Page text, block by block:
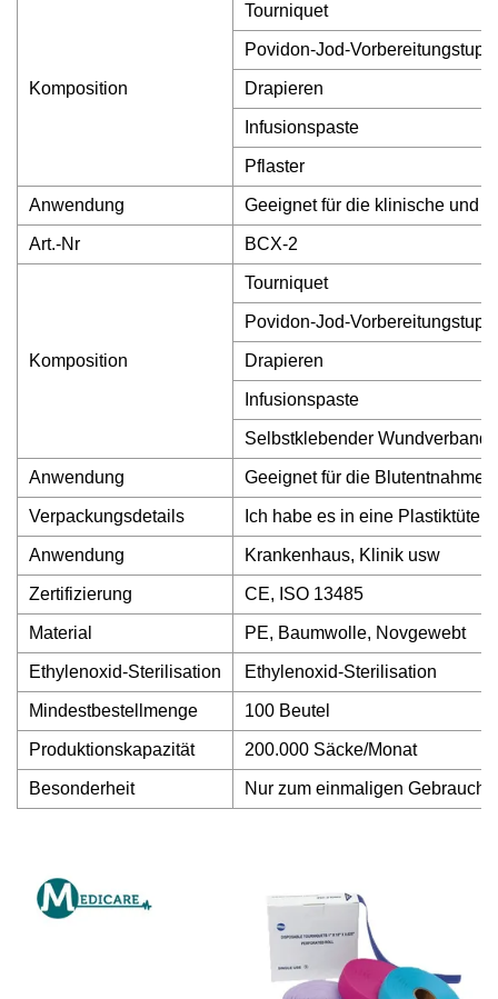
Komposition
Tourniquet
Povidon-Jod-
Drapieren
Infusionspaste
Pflaster
Anwendung Geeignet für die klinische und
Art.-Nr BCX-2
Komposition
Tourniquet
Povidon-Jod-
Drapieren
Infusionspaste
Selbstklebender Wundverband
Anwendung Geeignet für die Blutentnahme
Verpackungsdetails Ich habe es in eine Plastiktüte
Anwendung Krankenhaus, Klinik usw
Zertifizierung CE, ISO 13485
Material PE, Baumwolle, Novgewebt
Ethylenoxid-Sterilisation Ethylenoxid-Sterilisation
Mindestbestellmenge 100 Beutel
Produktionskapazität 200.000 Säcke/Monat
Besonderheit Nur zum einmaligen